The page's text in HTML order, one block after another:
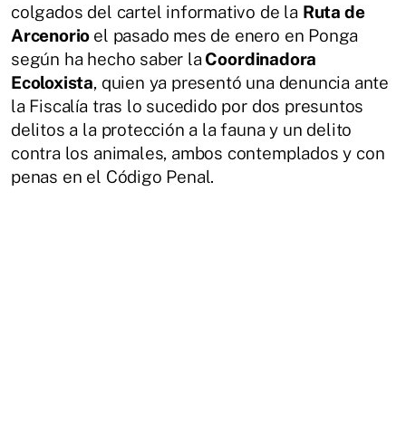
colgados del cartel informativo de la Ruta de
Arcenorio el pasado mes de enero en Ponga
según ha hecho saber la Coordinadora
Ecoloxista, quien ya presentó una denuncia ante
la Fiscalía tras lo sucedido por dos presuntos
delitos a la protección a la fauna y un delito
contra los animales, ambos contemplados y con
penas en el Código Penal.